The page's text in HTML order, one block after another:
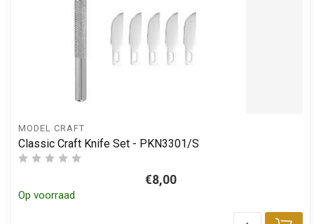
MODEL CRAFT
Classic Craft Knife Set - PKN3301/S
€8,00
Op voorraad